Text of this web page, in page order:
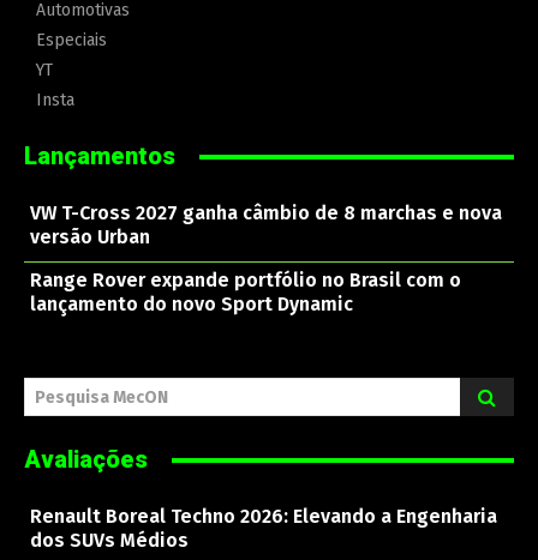
Automotivas
Especiais
YT
Insta
Lançamentos
VW T-Cross 2027 ganha câmbio de 8 marchas e nova
versão Urban
Range Rover expande portfólio no Brasil com o
lançamento do novo Sport Dynamic
Pesquisa MecON
Avaliações
Renault Boreal Techno 2026: Elevando a Engenharia
dos SUVs Médios